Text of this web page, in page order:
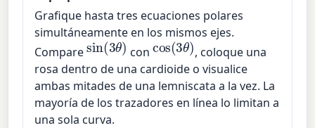
Grafique hasta tres ecuaciones polares
simultáneamente en los mismos ejes.
Compare
sin(3θ)
con
cos(3θ)
, coloque una
rosa dentro de una cardioide o visualice
ambas mitades de una lemniscata a la vez. La
mayoría de los trazadores en línea lo limitan a
una sola curva.